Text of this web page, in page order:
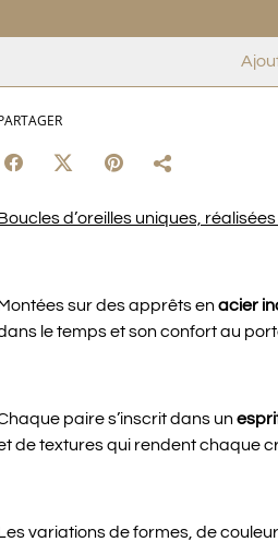
d’oreilles uniques, réalisées
sur des apprêts enacier
le temps et son confort au
paire s’inscrit dans un
de textures qui rendent chaque
variations de formes, de